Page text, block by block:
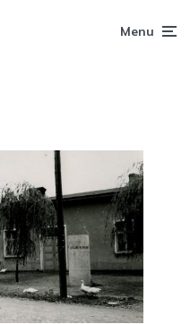
Menu